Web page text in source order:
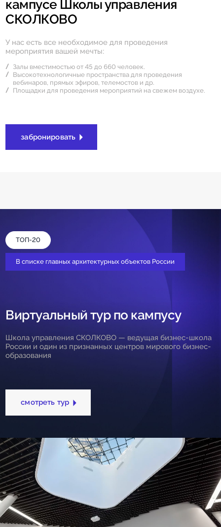
кампусе Школы управления
СКОЛКОВО
У нас есть все необходимое для проведения
мероприятия вашей мечты:
Залы вместимостью от 45 до 660 человек.
Высокотехнологичные пространства для проведения
вебинаров, прямых эфиров, телемостов и др.
Площадки для проведения мероприятий на свежем воздухе.
забронировать
ТОП-20
В списке главных архитектурных объектов России
Виртуальный тур по кампусу
Школа управления СКОЛКОВО — ведущая бизнес-школа
России и один из признанных центров мирового бизнес-
образования
смотреть тур